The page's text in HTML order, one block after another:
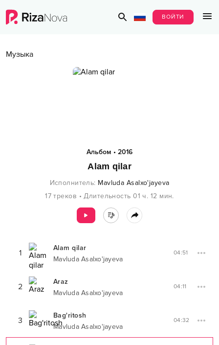
ВОЙТИ
Музыка
Альбом • 2016
Alam qilar
Исполнитель: Mavluda Asalxo'jayeva
17 треков •Длительность 01 ч. 12 мин.
1
Alam qilar
Mavluda Asalxo'jayeva
04:51
2
Araz
Mavluda Asalxo'jayeva
04:11
3
Bag'ritosh
Mavluda Asalxo'jayeva
04:32